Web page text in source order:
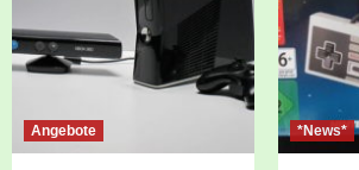
Angebote *News*